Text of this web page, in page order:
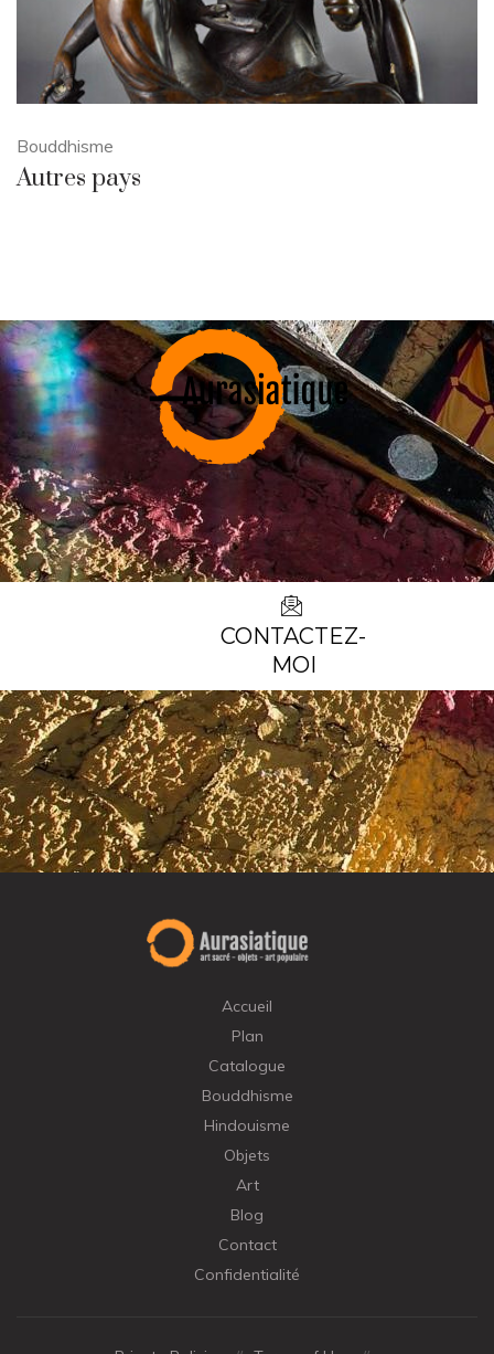
Bouddhisme
Autres pays
CONTACTEZ-
MOI
Accueil
Plan
Catalogue
Bouddhisme
Hindouisme
Objets
Art
Blog
Contact
Confidentialité